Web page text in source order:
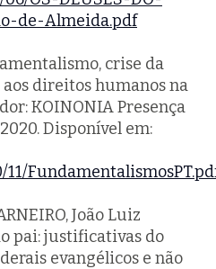
de-Almeida.pdf
crise da
direitos humanos na
KOINONIA Presença
Disponível em:
João Luiz
pai: justificativas do
evangélicos e não